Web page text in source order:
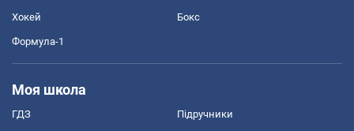
Хокей Бокс
Формула-1
Моя школа
ГДЗ Підручники